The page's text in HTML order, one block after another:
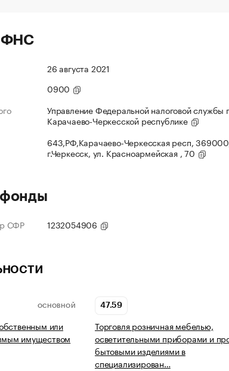
ФНС
26 августа 2021
0900
Управление Федеральной налоговой службы
Карачаево-Черкесской республике
643,РФ,Карачаево-Черкесская респ,
г.Черкесск, ул. Красноармейская , 70
СФР 1232054906
ОСНОВНОЙ
или
имуществом
47.59
Торговля розничная мебелью,
осветительными приборами и
бытовыми изделиями в
специализирован…